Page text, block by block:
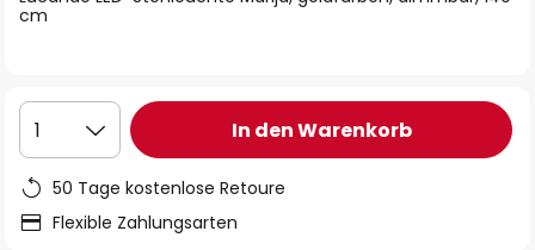
cm
1 In den Warenkorb
50 Tage kostenlose Retoure
Flexible Zahlungsarten